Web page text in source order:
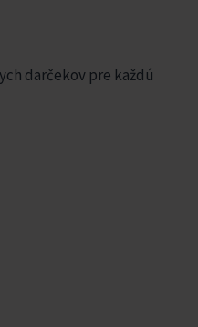
darčekov pre každú